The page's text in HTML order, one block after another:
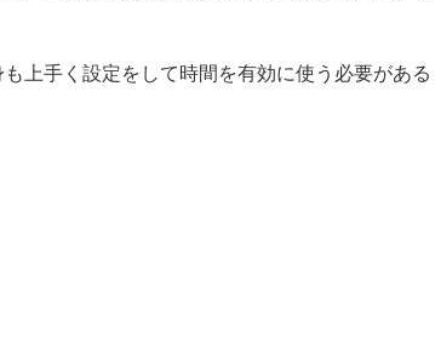
上手く設定をして時間を有効に使う必要がある